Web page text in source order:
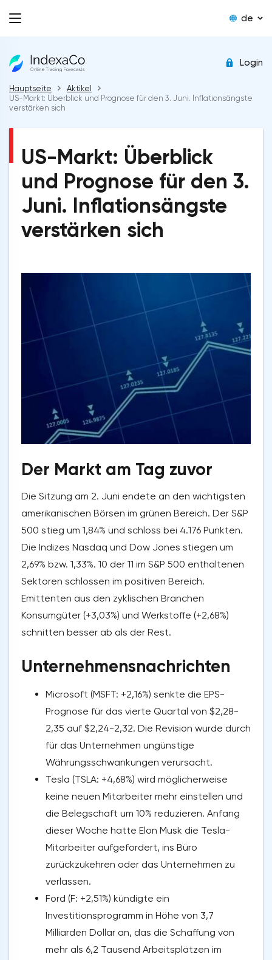
de
Login
Hauptseite
Aktikel
US-Markt: Überblick und Prognose für den 3. Juni. Inflationsängste
verstärken sich
US-Markt: Überblick
und Prognose für den 3.
Juni. Inflationsängste
verstärken sich
Der Markt am Tag zuvor
Die Sitzung am 2. Juni endete an den wichtigsten
amerikanischen Börsen im grünen Bereich. Der S&P
500 stieg um 1,84% und schloss bei 4.176 Punkten.
Die Indizes Nasdaq und Dow Jones stiegen um
2,69% bzw. 1,33%. 10 der 11 im S&P 500 enthaltenen
Sektoren schlossen im positiven Bereich.
Emittenten aus den zyklischen Branchen
Konsumgüter (+3,03%) und Werkstoffe (+2,68%)
schnitten besser ab als der Rest.
Unternehmensnachrichten
Microsoft (MSFT: +2,16%) senkte die EPS-
Prognose für das vierte Quartal von $2,28-
2,35 auf $2,24-2,32. Die Revision wurde durch
für das Unternehmen ungünstige
Währungsschwankungen verursacht.
Tesla (TSLA: +4,68%) wird möglicherweise
keine neuen Mitarbeiter mehr einstellen und
die Belegschaft um 10% reduzieren. Anfang
dieser Woche hatte Elon Musk die Tesla-
Mitarbeiter aufgefordert, ins Büro
zurückzukehren oder das Unternehmen zu
verlassen.
Ford (F: +2,51%) kündigte ein
Investitionsprogramm in Höhe von 3,7
Milliarden Dollar an, das die Schaffung von
mehr als 6,2 Tausend Arbeitsplätzen im